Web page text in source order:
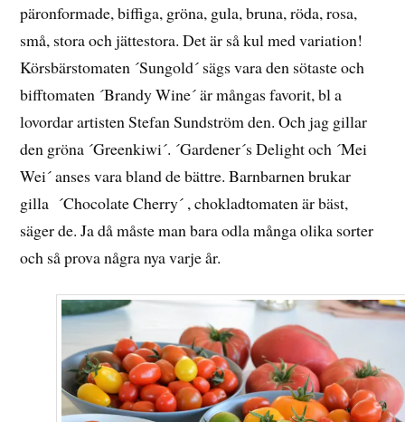
päronformade, biffiga, gröna, gula, bruna, röda, rosa,
små, stora och jättestora. Det är så kul med variation!
Körsbärstomaten ´Sungold´ sägs vara den sötaste och
bifftomaten ´Brandy Wine´ är mångas favorit, bl a
lovordar artisten Stefan Sundström den. Och jag gillar
den gröna ´Greenkiwi´. ´Gardener´s Delight och ´Mei
Wei´ anses vara bland de bättre. Barnbarnen brukar
gilla ´Chocolate Cherry´ , chokladtomaten är bäst,
säger de. Ja då måste man bara odla många olika sorter
och så prova några nya varje år.